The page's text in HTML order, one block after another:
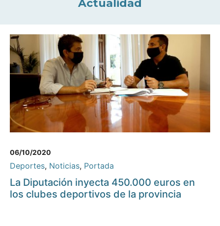
Actualidad
06/10/2020
Deportes, Noticias, Portada
La Diputación inyecta 450.000 euros en
los clubes deportivos de la provincia